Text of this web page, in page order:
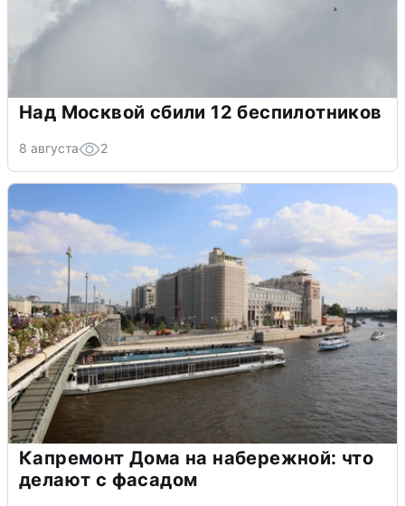
Над Москвой сбили 12 беспилотников
8 августа 2
Капремонт Дома на набережной: что
делают с фасадом